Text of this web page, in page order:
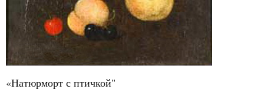
«Натюрморт с птичкой"